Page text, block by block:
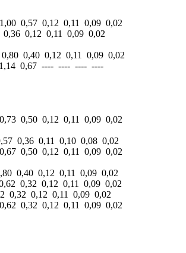
0,57 0,12 0,11 0,09 0,02
0,12 0,11 0,09 0,02
0,40 0,12 0,11 0,09 0,02
0,67 ---- ---- ---- ----
0,50 0,12 0,11 0,09 0,02
0,36 0,11 0,10 0,08 0,02
0,50 0,12 0,11 0,09 0,02
0,40 0,12 0,11 0,09 0,02
0,32 0,12 0,11 0,09 0,02
0,12 0,11 0,09 0,02
0,32 0,12 0,11 0,09 0,02